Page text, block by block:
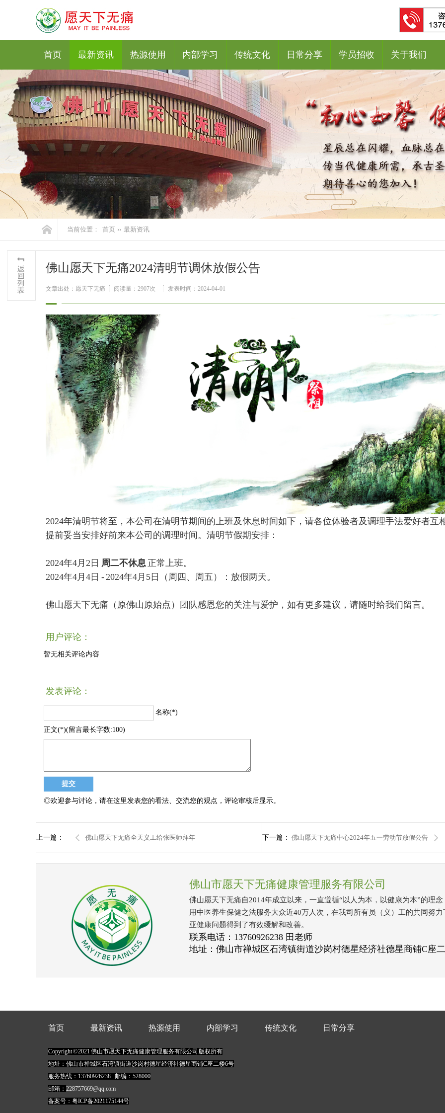
首页 最新资讯 热源使用 内部学习 传统文化 日常分享 学员招收 关于我们
当前位置： 首页 ›› 最新资讯
佛山愿天下无痛2024清明节调休放假公告
文章出处：愿天下无痛 阅读量：2907次 发表时间：2024-04-01
2024年清明节将至，本公司在清明节期间的上班及休息时间如下，请各位体验者及调理手法爱好者互
提前妥当安排好前来本公司的调理时间。清明节假期安排：
2024年4月2日 周二不休息 正常上班。
2024年4月4日 - 2024年4月5日（周四、周五）：放假两天。
佛山愿天下无痛（原佛山原始点）团队感恩您的关注与爱护，如有更多建议，请随时给我们留言。
用户评论：
暂无相关评论内容
发表评论：
名称(*)
正文(*)(留言最长字数:100)
◎欢迎参与讨论，请在这里发表您的看法、交流您的观点，评论审核后显示。
上一篇： 佛山愿天下无痛全天义工给张医师拜年 下一篇： 佛山愿天下无痛中心2024年五一劳动节放假公告
佛山市愿天下无痛健康管理服务有限公司
佛山愿天下无痛自2014年成立以来，一直遵循“以人为本，以健康为本”的理
用中医养生保健之法服务大众近40万人次，在我司所有员（义）工的共同努力
亚健康问题得到了有效缓解和改善。
联系电话：13760926238 田老师
地址：佛山市禅城区石湾镇街道沙岗村德星经济社德星商铺C座
首页 最新资讯 热源使用 内部学习 传统文化 日常分享
Copyright © 2021 佛山市愿天下无痛健康管理服务有限公司 版权所有
地址：佛山市禅城区石湾镇街道沙岗村德星经济社德星商铺C座二楼6号
服务热线： 13760926238 邮编：528000
邮箱： 228757669@qq.com
备案号： 粤ICP备2021175144号